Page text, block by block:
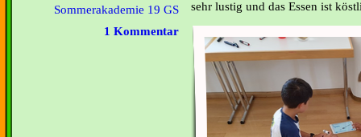
Sommerakademie 19 GS
1 Kommentar
sehr lustig und das Essen ist